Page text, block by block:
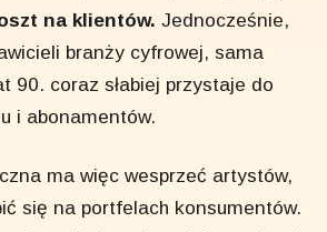
na klientów. Jednocześnie,
branży cyfrowej, sama
90. coraz słabiej przystaje do
i abonamentów.
ma więc wesprzeć artystów,
się na portfelach konsumentów.